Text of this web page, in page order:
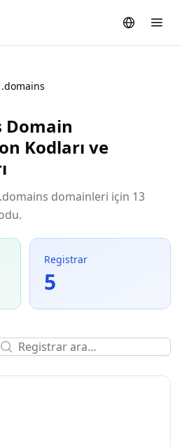
.domains
Domain
Kodları ve
domainleri için 13
Registrar
5